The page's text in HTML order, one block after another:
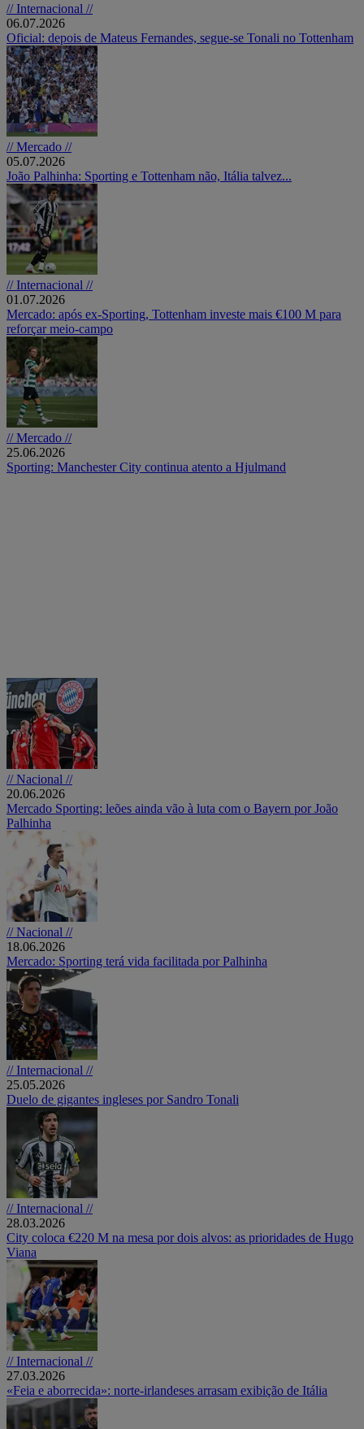
// Internacional //
06.07.2026
Oficial: depois de Mateus Fernandes, segue-se Tonali no Tottenham
// Mercado //
05.07.2026
João Palhinha: Sporting e Tottenham não, Itália talvez...
// Internacional //
01.07.2026
Mercado: após ex-Sporting, Tottenham investe mais €100 M para
reforçar meio-campo
// Mercado //
25.06.2026
Sporting: Manchester City continua atento a Hjulmand
// Nacional //
20.06.2026
Mercado Sporting: leões ainda vão à luta com o Bayern por João
Palhinha
// Nacional //
18.06.2026
Mercado: Sporting terá vida facilitada por Palhinha
// Internacional //
25.05.2026
Duelo de gigantes ingleses por Sandro Tonali
// Internacional //
28.03.2026
City coloca €220 M na mesa por dois alvos: as prioridades de Hugo
Viana
// Internacional //
27.03.2026
«Feia e aborrecida»: norte-irlandeses arrasam exibição de Itália